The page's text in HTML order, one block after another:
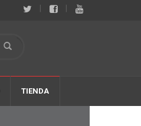
TIENDA